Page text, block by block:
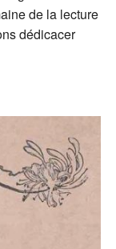
de la lecture
dédicacer